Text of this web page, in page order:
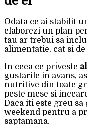
Odata ce ai stabilit
elaborezi un plan
tau ar trebui sa
alimentatie, cat si
In ceea ce priveste
gustarile in avans,
nutritive din toate
peste mese si
Daca iti este greu
weekend pentru a
saptamana.